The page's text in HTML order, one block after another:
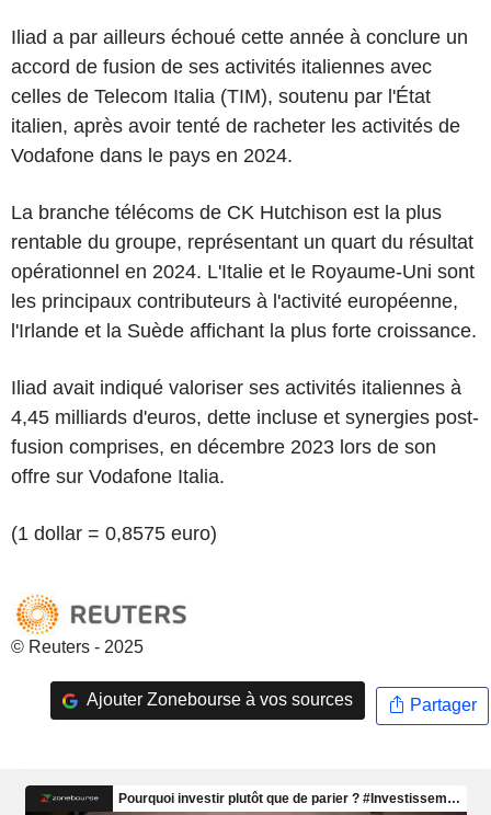
Iliad a par ailleurs échoué cette année à conclure un
accord de fusion de ses activités italiennes avec
celles de Telecom Italia (TIM), soutenu par l'État
italien, après avoir tenté de racheter les activités de
Vodafone dans le pays en 2024.
La branche télécoms de CK Hutchison est la plus
rentable du groupe, représentant un quart du résultat
opérationnel en 2024. L'Italie et le Royaume-Uni sont
les principaux contributeurs à l'activité européenne,
l'Irlande et la Suède affichant la plus forte croissance.
Iliad avait indiqué valoriser ses activités italiennes à
4,45 milliards d'euros, dette incluse et synergies post-
fusion comprises, en décembre 2023 lors de son
offre sur Vodafone Italia.
(1 dollar = 0,8575 euro)
© Reuters - 2025
Ajouter Zonebourse à vos sources Partager